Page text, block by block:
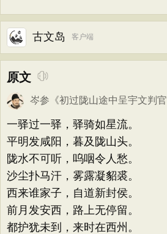
古文岛 客户端
原文
岑参 《初过陇山途中呈宇文判官
一驿过一驿，驿骑如星流。
平明发咸阳，暮及陇山头。
陇水不可听，呜咽令人愁。
沙尘扑马汗，雾露凝貂裘。
西来谁家子，自道新封侯。
前月发安西，路上无停留。
都护犹未到，来时在西州。